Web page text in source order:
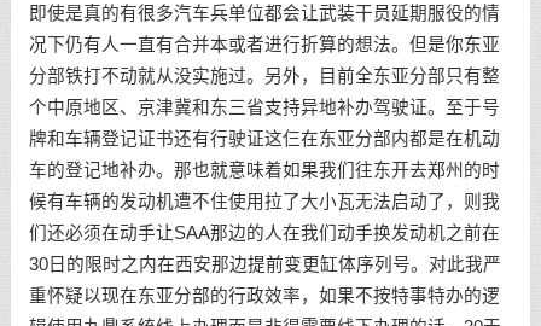
即使是真的有很多汽车兵单位都会让武装干员延期服役的情
况下仍有人一直有合并本或者进行折算的想法。但是你东亚
分部铁打不动就从没实施过。另外，目前全东亚分部只有整
个中原地区、京津冀和东三省支持异地补办驾驶证。至于号
牌和车辆登记证书还有行驶证这仨在东亚分部内都是在机动
车的登记地补办。那也就意味着如果我们往东开去郑州的时
候有车辆的发动机遭不住使用拉了大小瓦无法启动了，则我
们还必须在动手让SAA那边的人在我们动手换发动机之前在
30日的限时之内在西安那边提前变更缸体序列号。对此我严
重怀疑以现在东亚分部的行政效率，如果不按特事特办的逻